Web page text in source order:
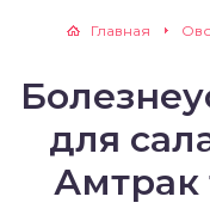
Главная
для
Амтрак